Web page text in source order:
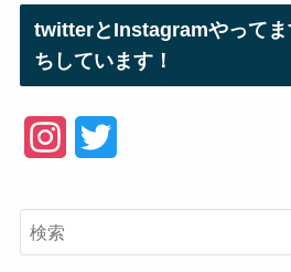
twitterとInstagramやってま
ちしています！